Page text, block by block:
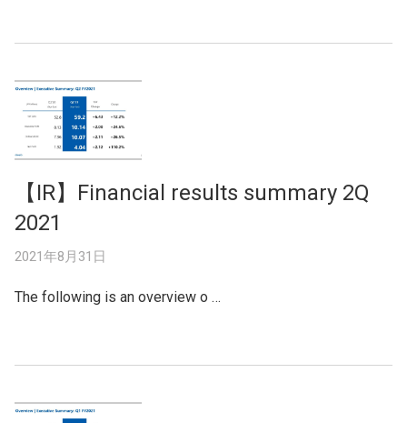
【IR】Financial results summary 2Q
2021
2021年8月31日
The following is an overview o …